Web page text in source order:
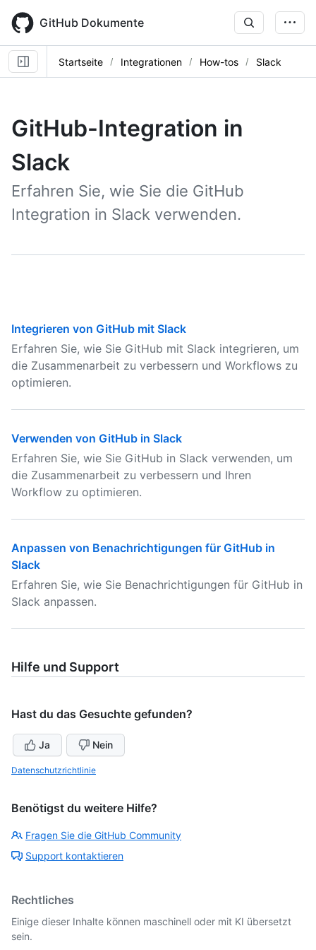
main
content
GitHub Dokumente
Startseite Integrationen How-tos Slack
GitHub-Integration in
Slack
Erfahren Sie, wie Sie die GitHub
Integration in Slack verwenden.
Integrieren von GitHub mit Slack
Erfahren Sie, wie Sie GitHub mit Slack integrieren, um
die Zusammenarbeit zu verbessern und Workflows zu
optimieren.
Verwenden von GitHub in Slack
Erfahren Sie, wie Sie GitHub in Slack verwenden, um
die Zusammenarbeit zu verbessern und Ihren
Workflow zu optimieren.
Anpassen von Benachrichtigungen für GitHub in
Slack
Erfahren Sie, wie Sie Benachrichtigungen für GitHub in
Slack anpassen.
Hilfe und Support
Hast du das Gesuchte gefunden?
Ja Nein
Datenschutzrichtlinie
Benötigst du weitere Hilfe?
Fragen Sie die GitHub Community
Support kontaktieren
Rechtliches
Einige dieser Inhalte können maschinell oder mit KI übersetzt
sein.